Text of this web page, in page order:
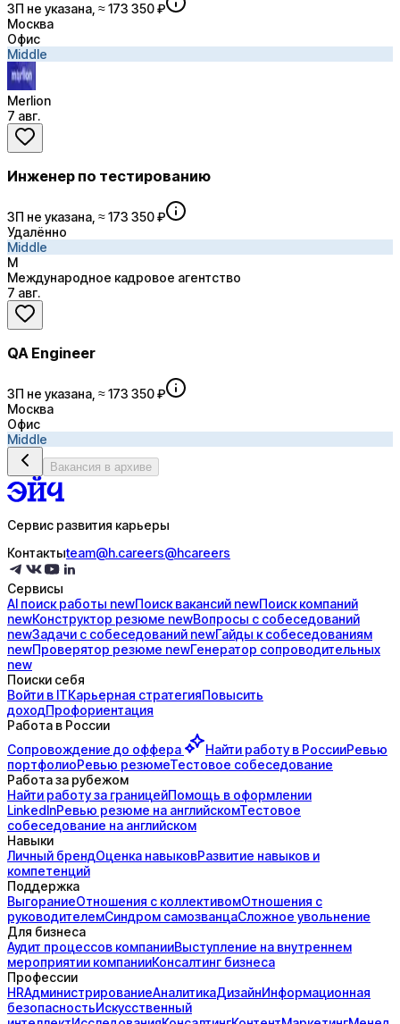
ЗП не указана, ≈ 173 350 ₽
Москва
Офис
Middle
Merlion
7 авг.
Инженер по тестированию
ЗП не указана, ≈ 173 350 ₽
Удалённо
Middle
М
Международное кадровое агентство
7 авг.
QA Engineer
ЗП не указана, ≈ 173 350 ₽
Москва
Офис
Middle
Вакансия в архиве
Сервис развития карьеры
Контактыteam@h.careers@hcareers
Сервисы
AI поискработы newПоисквакансий newПоисккомпаний
newКонструктор резюме newВопросы с собеседований
newЗадачи с собеседований newГайды ксобеседованиям
newПроверятор резюме newГенератор сопроводительных
new
Поиски себя
Войти в ITКарьерная стратегияПовысить
доходПрофориентация
Работа в России
Сопровождение до оффера Найти работу в РоссииРевью
портфолиоРевью резюмеТестовое собеседование
Работа за рубежом
Найти работу за границейПомощь в оформлении
LinkedInРевью резюме на английскомТестовое
собеседование на английском
Навыки
Личный брендОценка навыковРазвитие навыков и
компетенций
Поддержка
ВыгораниеОтношения с коллективомОтношения с
руководителемСиндром самозванцаСложное увольнение
Для бизнеса
Аудит процессов компанииВыступление на внутреннем
мероприятии компанииКонсалтинг бизнеса
Профессии
HRАдминистрированиеАналитикаДизайнИнформационная
безопасностьИскусственный